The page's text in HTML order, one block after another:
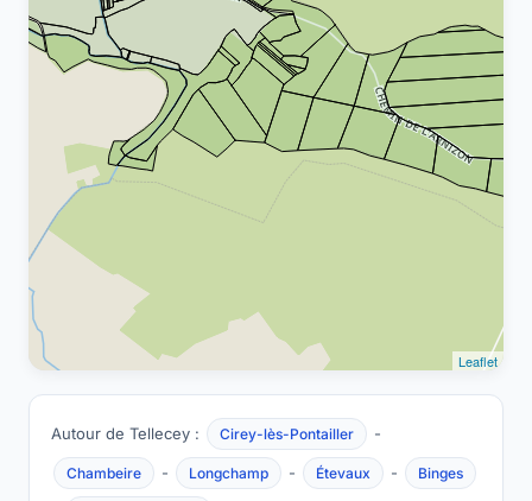
Leaflet
Autour de Tellecey : Cirey-lès-Pontailler -
Chambeire - Longchamp - Étevaux - Binges